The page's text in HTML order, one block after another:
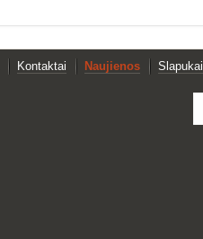
Kontaktai Naujienos Slapukai